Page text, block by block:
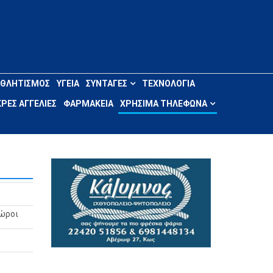
ΥΓΕΊΑ ΣΥΝΤΑΓΈΣ ΤΕΧΝΟΛΟΓΊΑ
ΑΓΓΕΛΊΕΣ ΦΑΡΜΑΚΕΊΑ ΧΡΉΣΙΜΑ ΤΗΛΈΦΩΝΑ